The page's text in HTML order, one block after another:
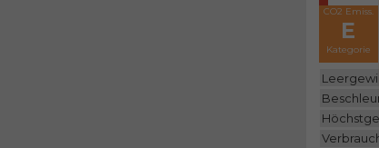
CO2 Emiss.
E
Kategorie